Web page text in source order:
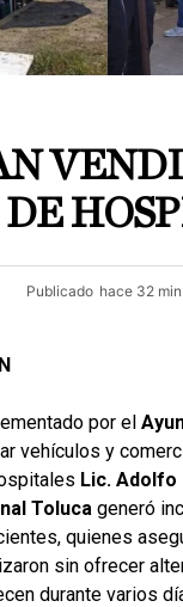
Publicado hace 32 min
por el
vehículos y
Lic. Adolfo
Toluca generó
quienes
sin ofrecer
durante varios